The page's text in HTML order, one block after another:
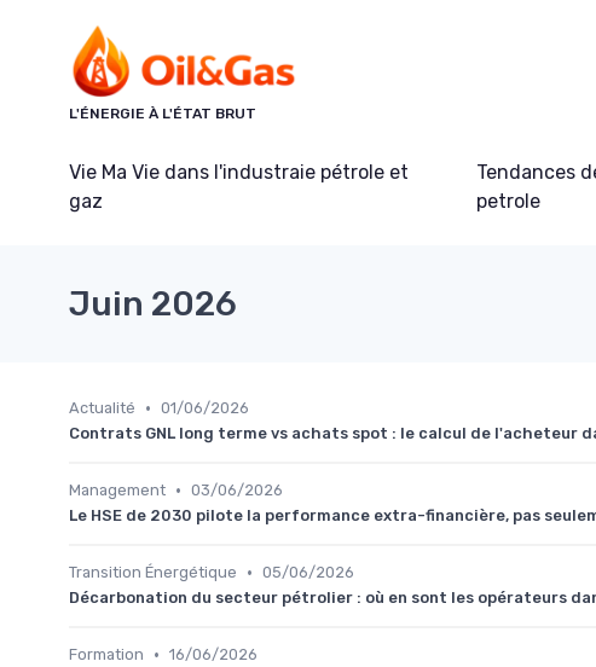
L'ÉNERGIE À L'ÉTAT BRUT
Vie Ma Vie dans l'industraie pétrole et
gaz
Tendances
petrole
Juin 2026
Actualité • 01/06/2026
Contrats GNL long terme vs achats spot : le calcul de l'acheteur
Management • 03/06/2026
Le HSE de 2030 pilote la performance extra-financière, pas
Transition Énergétique • 05/06/2026
Décarbonation du secteur pétrolier : où en sont les opérateurs
Formation • 16/06/2026